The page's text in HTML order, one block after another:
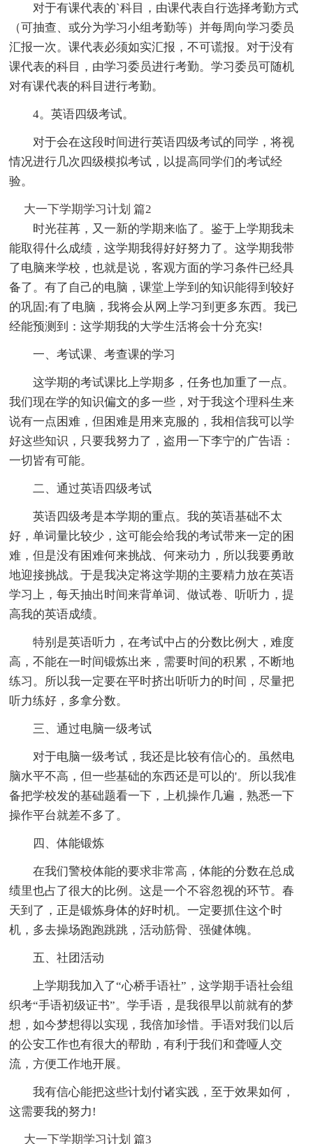
对于有课代表的`科目，由课代表自行选择考勤方式
（可抽查、或分为学习小组考勤等）并每周向学习委员
汇报一次。课代表必须如实汇报，不可谎报。对于没有
课代表的科目，由学习委员进行考勤。学习委员可随机
对有课代表的科目进行考勤。
4。英语四级考试。
对于会在这段时间进行英语四级考试的同学，将视
情况进行几次四级模拟考试，以提高同学们的考试经
验。
大一下学期学习计划 篇2
时光荏苒，又一新的学期来临了。鉴于上学期我未
能取得什么成绩，这学期我得好好努力了。这学期我带
了电脑来学校，也就是说，客观方面的学习条件已经具
备了。有了自己的电脑，课堂上学到的知识能得到较好
的巩固;有了电脑，我将会从网上学习到更多东西。我已
经能预测到：这学期我的大学生活将会十分充实!
一、考试课、考查课的学习
这学期的考试课比上学期多，任务也加重了一点。
我们现在学的知识偏文的多一些，对于我这个理科生来
说有一点困难，但困难是用来克服的，我相信我可以学
好这些知识，只要我努力了，盗用一下李宁的广告语：
一切皆有可能。
二、通过英语四级考试
英语四级考是本学期的重点。我的英语基础不太
好，单词量比较少，这可能会给我的考试带来一定的困
难，但是没有困难何来挑战、何来动力，所以我要勇敢
地迎接挑战。于是我决定将这学期的主要精力放在英语
学习上，每天抽出时间来背单词、做试卷、听听力，提
高我的英语成绩。
特别是英语听力，在考试中占的分数比例大，难度
高，不能在一时间锻炼出来，需要时间的积累，不断地
练习。所以我一定要在平时挤出听听力的时间，尽量把
听力练好，多拿分数。
三、通过电脑一级考试
对于电脑一级考试，我还是比较有信心的。虽然电
脑水平不高，但一些基础的东西还是可以的'。所以我准
备把学校发的基础题看一下，上机操作几遍，熟悉一下
操作平台就差不多了。
四、体能锻炼
在我们警校体能的要求非常高，体能的分数在总成
绩里也占了很大的比例。这是一个不容忽视的环节。春
天到了，正是锻炼身体的好时机。一定要抓住这个时
机，多去操场跑跑跳跳，活动筋骨、强健体魄。
五、社团活动
上学期我加入了“心桥手语社”，这学期手语社会组
织考“手语初级证书”。学手语，是我很早以前就有的梦
想，如今梦想得以实现，我倍加珍惜。手语对我们以后
的公安工作也有很大的帮助，有利于我们和聋哑人交
流，方便工作地开展。
我有信心能把这些计划付诸实践，至于效果如何，
这需要我的努力!
大一下学期学习计划 篇3